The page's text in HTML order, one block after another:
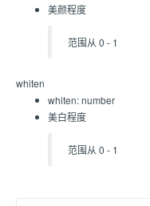
美颜程度
范围从 0 - 1
whiten
whiten: number
美白程度
范围从 0 - 1